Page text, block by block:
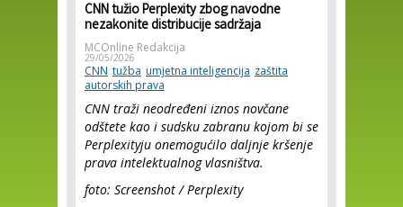
CNN tužio Perplexity zbog navodne
nezakonite distribucije sadržaja
MCOnline Redakcija
29/05/2026
CNN tužba umjetna inteligencija zaštita
autorskih prava
CNN traži neodređeni iznos novčane
odštete kao i sudsku zabranu kojom bi se
Perplexityju onemogućilo daljnje kršenje
prava intelektualnog vlasništva.
foto: Screenshot / Perplexity